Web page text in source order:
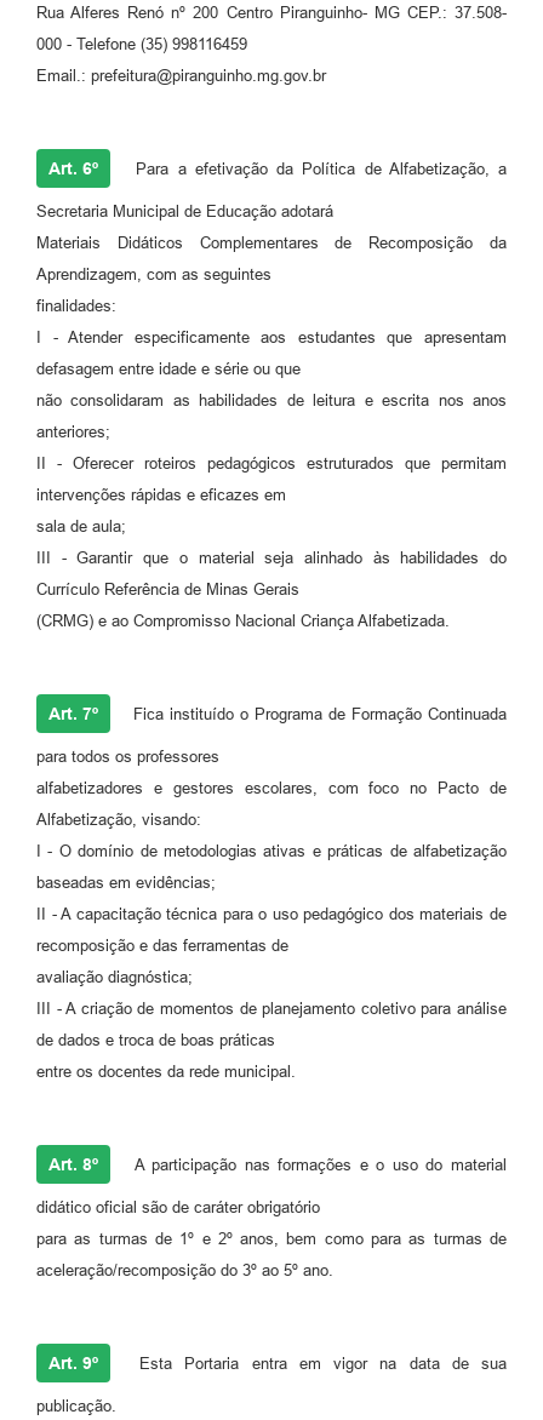
Rua Alferes Renó nº 200 Centro Piranguinho- MG CEP.: 37.508-
000 - Telefone (35) 998116459
Email.: prefeitura@piranguinho.mg.gov.br
Art. 6º Para a efetivação da Política de Alfabetização, a
Secretaria Municipal de Educação adotará
Materiais Didáticos Complementares de Recomposição da
Aprendizagem, com as seguintes
finalidades:
I - Atender especificamente aos estudantes que apresentam
defasagem entre idade e série ou que
não consolidaram as habilidades de leitura e escrita nos anos
anteriores;
II - Oferecer roteiros pedagógicos estruturados que permitam
intervenções rápidas e eficazes em
sala de aula;
III - Garantir que o material seja alinhado às habilidades do
Currículo Referência de Minas Gerais
(CRMG) e ao Compromisso Nacional Criança Alfabetizada.
Art. 7º Fica instituído o Programa de Formação Continuada
para todos os professores
alfabetizadores e gestores escolares, com foco no Pacto de
Alfabetização, visando:
I - O domínio de metodologias ativas e práticas de alfabetização
baseadas em evidências;
II - A capacitação técnica para o uso pedagógico dos materiais de
recomposição e das ferramentas de
avaliação diagnóstica;
III - A criação de momentos de planejamento coletivo para análise
de dados e troca de boas práticas
entre os docentes da rede municipal.
Art. 8º A participação nas formações e o uso do material
didático oficial são de caráter obrigatório
para as turmas de 1º e 2º anos, bem como para as turmas de
aceleração/recomposição do 3º ao 5º ano.
Art. 9º Esta Portaria entra em vigor na data de sua
publicação.